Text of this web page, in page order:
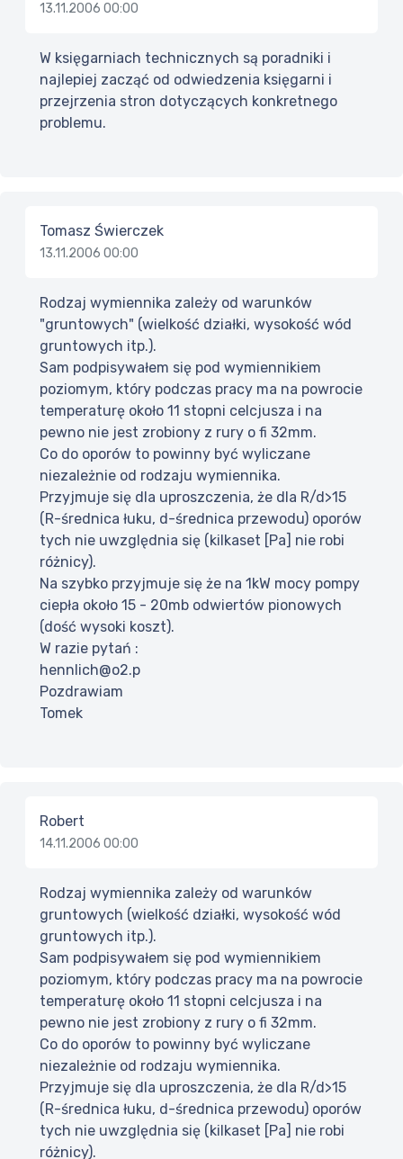
13.11.2006 00:00
W księgarniach technicznych są poradniki i
najlepiej zacząć od odwiedzenia księgarni i
przejrzenia stron dotyczących konkretnego
problemu.
Tomasz Świerczek
13.11.2006 00:00
Rodzaj wymiennika zależy od warunków
"gruntowych" (wielkość działki, wysokość wód
gruntowych itp.).
Sam podpisywałem się pod wymiennikiem
poziomym, który podczas pracy ma na powrocie
temperaturę około 11 stopni celcjusza i na
pewno nie jest zrobiony z rury o fi 32mm.
Co do oporów to powinny być wyliczane
niezależnie od rodzaju wymiennika.
Przyjmuje się dla uproszczenia, że dla R/d>15
(R-średnica łuku, d-średnica przewodu) oporów
tych nie uwzględnia się (kilkaset [Pa] nie robi
różnicy).
Na szybko przyjmuje się że na 1kW mocy pompy
ciepła około 15 - 20mb odwiertów pionowych
(dość wysoki koszt).
W razie pytań :
hennlich@o2.p
Pozdrawiam
Tomek
Robert
14.11.2006 00:00
Rodzaj wymiennika zależy od warunków
gruntowych (wielkość działki, wysokość wód
gruntowych itp.).
Sam podpisywałem się pod wymiennikiem
poziomym, który podczas pracy ma na powrocie
temperaturę około 11 stopni celcjusza i na
pewno nie jest zrobiony z rury o fi 32mm.
Co do oporów to powinny być wyliczane
niezależnie od rodzaju wymiennika.
Przyjmuje się dla uproszczenia, że dla R/d>15
(R-średnica łuku, d-średnica przewodu) oporów
tych nie uwzględnia się (kilkaset [Pa] nie robi
różnicy).